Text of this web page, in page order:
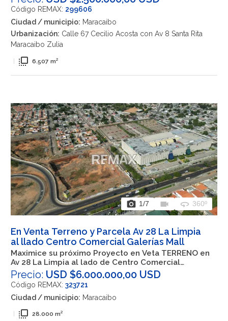
Código REMAX: 299606
Ciudad / municipio: Maracaibo
Urbanización: Calle 67 Cecilio Acosta con Av 8 Santa Rita
Maracaibo Zulia
flip_to_front 6.507 m²
photo_camera 1/7 videocam 360 360º
En Venta Terreno y Parcela Av 28 La Limpia
al llado Centro Comercial Galerías Mall
Maximice su próximo Proyecto en Veta TERRENO en
Av 28 La Limpia al lado de Centro Comercial
Galerías Mall
Precio: USD $6.000.000,00 USD
Código REMAX: 323721
Ciudad / municipio: Maracaibo
flip_to_front 28.000 m²